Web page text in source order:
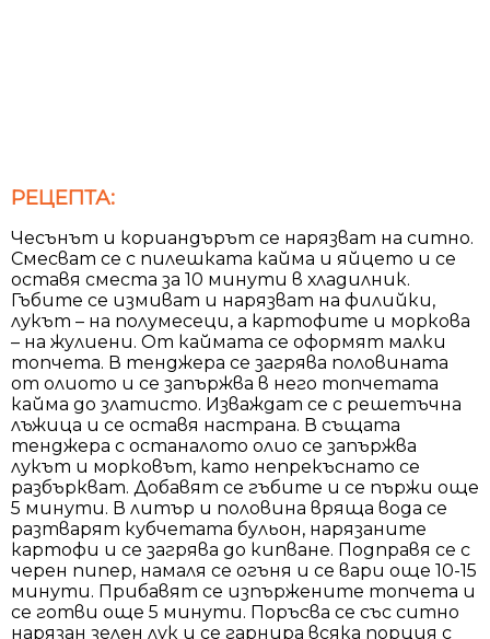
РЕЦЕПТА:
Чесънът и кориандърът се нарязват на ситно.
Смесват се с пилешката кайма и яйцето и се
оставя сместа за 10 минути в хладилник.
Гъбите се измиват и нарязват на филийки,
лукът – на полумесеци, а картофите и моркова
– на жулиени. От каймата се оформят малки
топчета. В тенджера се загрява половината
от олиото и се запържва в него топчетата
кайма до златисто. Изваждат се с решетъчна
лъжица и се оставя настрана. В същата
тенджера с останалото олио се запържва
лукът и морковът, като непрекъснато се
разбъркват. Добавят се гъбите и се пържи още
5 минути. В литър и половина вряща вода се
разтварят кубчетата бульон, нарязаните
картофи и се загрява до кипване. Подправя се с
черен пипер, намаля се огъня и се вари още 10-15
минути. Прибавят се изпържените топчета и
се готви още 5 минути. Поръсва се със ситно
нарязан зелен лук и се гарнира всяка порция с